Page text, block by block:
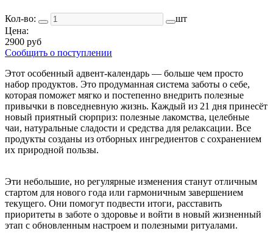
Кол-во:
шт
Цена:
2900 руб
Сообщить о поступлении
Этот особенный адвент-календарь — больше чем просто
набор продуктов. Это продуманная система заботы о себе,
которая поможет мягко и постепенно внедрить полезные
привычки в повседневную жизнь. Каждый из 21 дня принесёт
новый приятный сюрприз: полезные лакомства, целебные
чаи, натуральные сладости и средства для релаксации. Все
продукты созданы из отборных ингредиентов с сохранением
их природной пользы.
Эти небольшие, но регулярные изменения станут отличным
стартом для нового года или гармоничным завершением
текущего. Они помогут подвести итоги, расставить
приоритеты в заботе о здоровье и войти в новый жизненный
этап с обновленным настроем и полезными ритуалами.